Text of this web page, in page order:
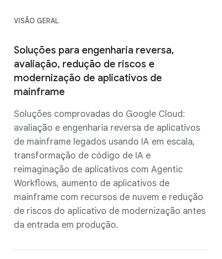
VISÃO GERAL
Soluções para engenharia reversa,
avaliação, redução de riscos e
modernização de aplicativos de
mainframe
Soluções comprovadas do Google Cloud:
avaliação e engenharia reversa de aplicativos
de mainframe legados usando IA em escala,
transformação de código de IA e
reimaginação de aplicativos com Agentic
Workflows, aumento de aplicativos de
mainframe com recursos de nuvem e redução
de riscos do aplicativo de modernização antes
da entrada em produção.